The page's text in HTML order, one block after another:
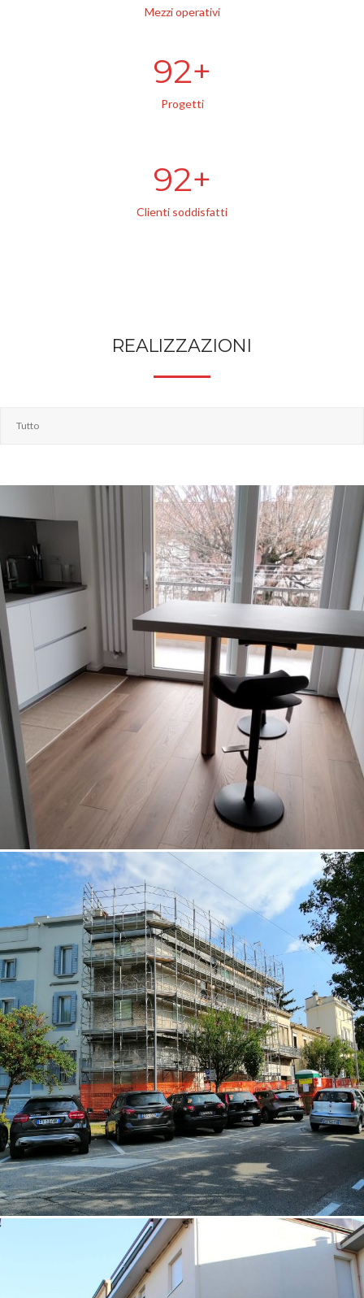
Mezzi operativi
100
Progetti
100
Clienti soddisfatti
REALIZZAZIONI
27/12/2022
Appartamento 07 Padova
18/10/2022
Palazzina 02 Padova